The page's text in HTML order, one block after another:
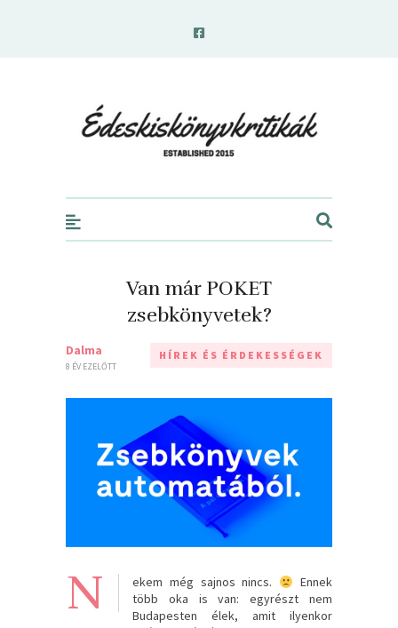
Van már POKET
zsebkönyvetek?
Dalma
8 ÉV EZELŐTT
HÍREK ÉS ÉRDEKESSÉGEK
N ekem még sajnos nincs.
Ennek
több oka is van: egyrészt nem
Budapesten élek, amit ilyenkor